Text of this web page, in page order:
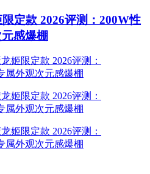
定款 2026评测：200W性
感爆棚